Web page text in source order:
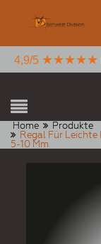
4,9/5 ★★★★★
Home
Produkte
Regal Für
5-10 Mm